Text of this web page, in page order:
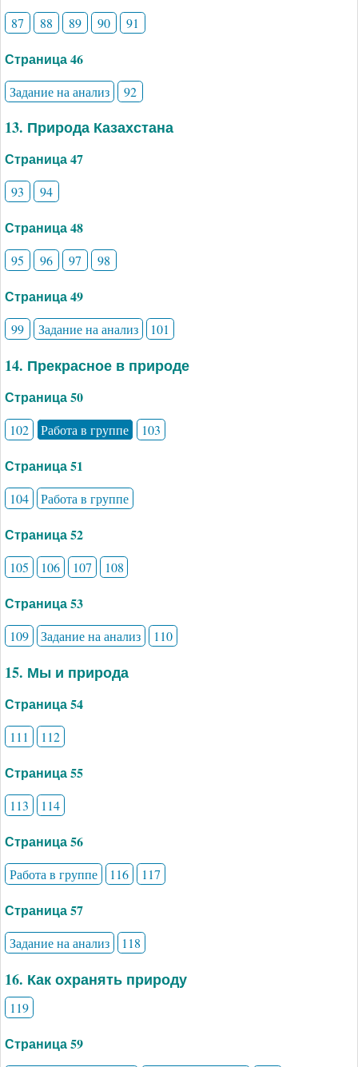
87 88 89 90 91
Страница 46
Задание на анализ 92
13. Природа Казахстана
Страница 47
93 94
Страница 48
95 96 97 98
Страница 49
99 Задание на анализ 101
14. Прекрасное в природе
Страница 50
102 Работа в группе 103
Страница 51
104 Работа в группе
Страница 52
105 106 107 108
Страница 53
109 Задание на анализ 110
15. Мы и природа
Страница 54
111 112
Страница 55
113 114
Страница 56
Работа в группе 116 117
Страница 57
Задание на анализ 118
16. Как охранять природу
119
Страница 59